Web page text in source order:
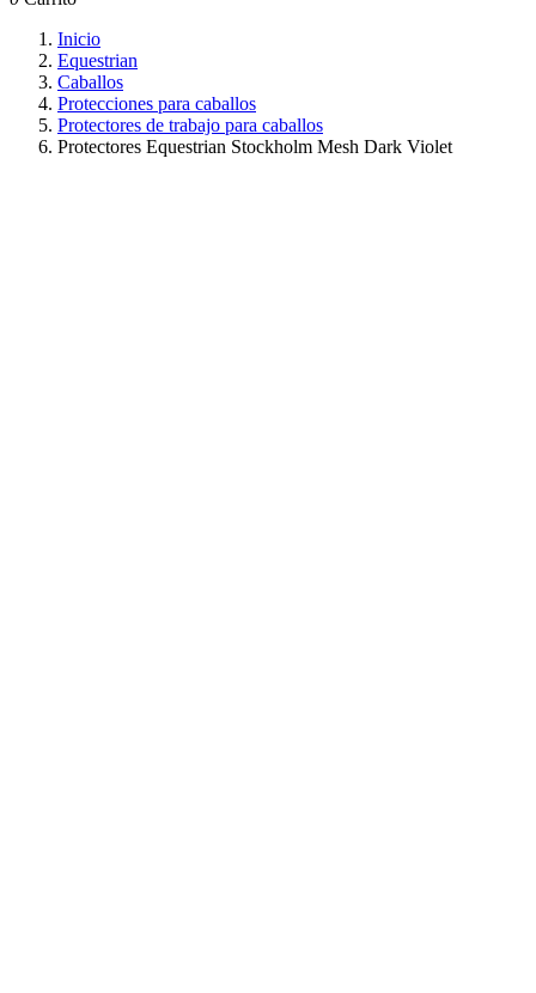
Inicio
Equestrian
Caballos
Protecciones para caballos
Protectores de trabajo para caballos
Protectores Equestrian Stockholm Mesh Dark Violet